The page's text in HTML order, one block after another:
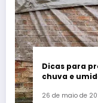
Dicas para
chuva e
26 de maio de